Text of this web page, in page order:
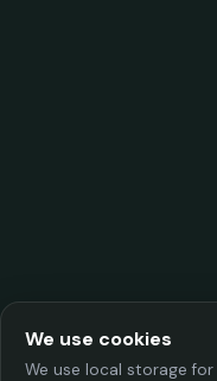
We use cookies
We use local storage